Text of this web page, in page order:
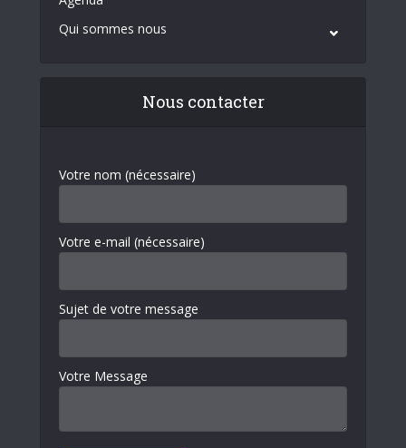
Qui sommes nous
Nous contacter
Votre nom (nécessaire)
Votre e-mail (nécessaire)
Sujet de votre message
Votre Message